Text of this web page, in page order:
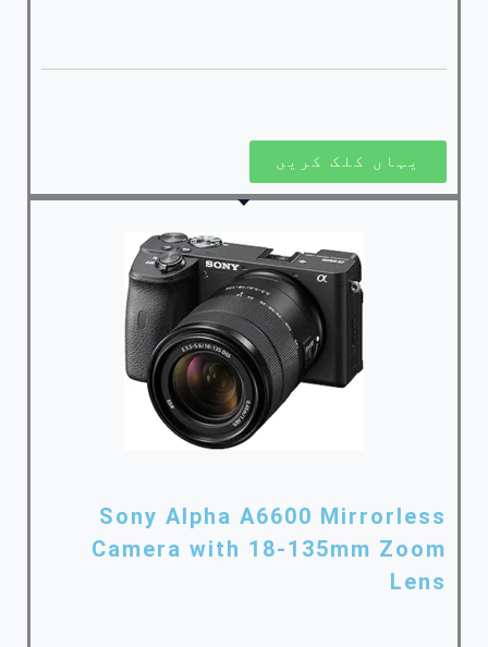
یہاں کلک کریں
Sony Alpha A6600 Mirrorless
Camera with 18-135mm Zoom
Lens